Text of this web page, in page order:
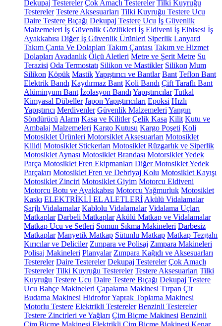
Dekupaj Testereler Çok Amaçlı Testereler Tilki Kuyruğu
Testereler Testere Aksesuarları Tilki Kuyruğu Testere Ucu
Daire Testere Bıçağı Dekupaj Testere Ucu İş Güvenlik
Malzemeleri İş Güvenlik Gözlükleri İş Eldiveni İş Elbisesi İş
Ayakkabısı Diğer İş Güvenlik Ürünleri Siperlik Lanyard
Takım Çanta Ve Dolapları Takım Çantası Takım ve Hizmet
Dolapları Avadanlık Ölçü Aletleri Metre ve Şerit Metre Su
Terazisi Oda Termostatı Silikon ve Mastikler Silikon Mum
Silikon Köpük MastikYapıştırıcı ve Bantlar Bant Teflon Bant
Elektrik Bandı Kaydırmaz Bant Koli Bandı Çift Taraflı Bant
Alüminyum Bant İzolasyon Bandı Yapıştırıcılar Tutkal
Kimyasal Dübeller Japon Yapıştırıcıları Epoksi Hızlı
Yapıştırıcı Merdivenler Güvenlik Malzemeleri Yangın
Söndürücü Alarm Kasa ve Kilitler Çelik Kasa Kilit Kutu ve
Ambalaj Malzemeleri Kargo Kutusu Kargo Poşeti Koli
Motosiklet Ürünleri Motorsiklet Aksesuarları Motosiklet
Kilidi Motosiklet Stickerları Motosiklet Rüzgarlık ve Siperlik
Motosiklet Aynası Motosiklet Brandası Motorsiklet Yedek
Parça Motosiklet Fren Ekipmanları Diğer Motosiklet Yedek
Parçaları Motosiklet Fren ve Debriyaj Kolu Motosiklet Kayışı
Motosiklet Zinciri Motosiklet Giyim Motorcu Eldiveni
Motorcu Botu ve Ayakkabısı Motorcu Yağmurluk Motosiklet
Kaskı ELEKTRİKLİ EL ALETLERİ Akülü Vidalamalar
Şarjlı Vidalamalar Kablolu Vidalamalar Vidalama Uçları
Matkaplar Darbeli Matkaplar Akülü Matkap ve Vidalamalar
Matkap Ucu ve Setleri Somun Sıkma Makineleri Darbesiz
Matkaplar Manyetik Matkap Sütunlu Matkap Matkap Tezgahı
Kırıcılar ve Deliciler Zımpara ve Polisaj Zımpara Makineleri
Polisaj Makineleri Planyalar Zımpara Kağıdı ve Aksesuarları
Testereler Daire Testereler Dekupaj Testereler Çok Amaçlı
Testereler Tilki Kuyruğu Testereler Testere Aksesuarları Tilki
Kuyruğu Testere Ucu Daire Testere Bıçağı Dekupaj Testere
Ucu Bahçe Makineleri Çapalama Makinesi Tırpan Çit
Budama Makinesi HidroforYaprak Toplama Makinesi
Motorlu Testere Elektrikli Testereler Benzinli Testereler
Testere Zincirleri ve Yağları Çim Biçme Makinesi Benzinli
Çim Biçme Makinesi Elektrikli Çim Biçme Makinesi Kenar